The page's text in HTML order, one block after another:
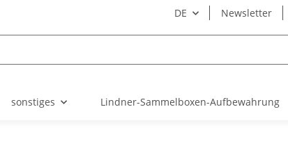
DE Newsletter
sonstiges Lindner-Sammelboxen-Aufbewahrung